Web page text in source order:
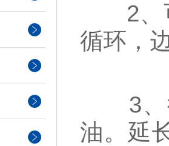
2、可
循环，
3、循
油。延